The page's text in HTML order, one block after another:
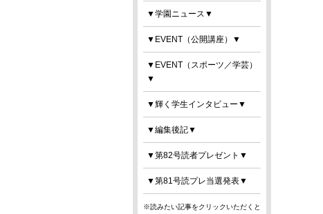
▼学園ニュース▼
▼EVENT（公開講座）▼
▼EVENT（スポーツ／学芸）
▼
▼輝く学生インタビュー▼
▼編集後記▼
▼第82号読者プレゼント▼
▼第81号読プレ当選発表▼
※読みたい記事をクリックいただくと